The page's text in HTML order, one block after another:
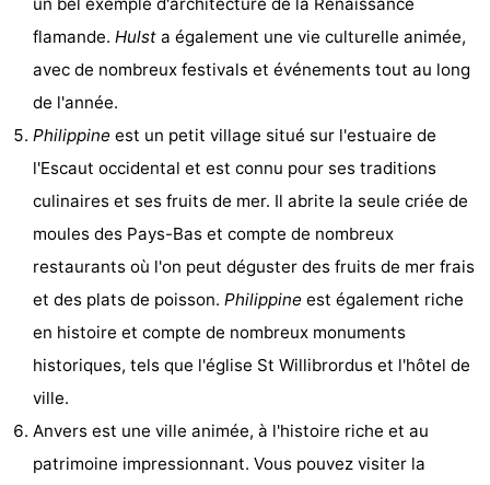
un bel exemple d'architecture de la Renaissance
flamande. Hulst a également une vie culturelle animée,
avec de nombreux festivals et événements tout au long
de l'année.
Philippine est un petit village situé sur l'estuaire de
l'Escaut occidental et est connu pour ses traditions
culinaires et ses fruits de mer. Il abrite la seule criée de
moules des Pays-Bas et compte de nombreux
restaurants où l'on peut déguster des fruits de mer frais
et des plats de poisson. Philippine est également riche
en histoire et compte de nombreux monuments
historiques, tels que l'église St Willibrordus et l'hôtel de
ville.
Anvers est une ville animée, à l'histoire riche et au
patrimoine impressionnant. Vous pouvez visiter la